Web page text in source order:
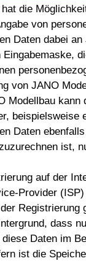
die
von
Daten dabei
von JANO
Modellbau kann
beispielsweise
Daten
ist,
auf der
Provider
Registrierung
dass
Daten im
ist die